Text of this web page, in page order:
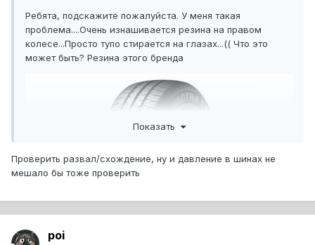
Ребята, подскажите пожалуйста. У меня такая
проблема....Очень изнашивается резина на правом
колесе...Просто тупо стирается на глазах...(( Что это
может быть? Резина этого бренда
Показать
Проверить развал/схождение, ну и давление в шинах не
мешало бы тоже проверить
poi